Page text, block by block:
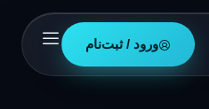
ورود / ثبت‌نام